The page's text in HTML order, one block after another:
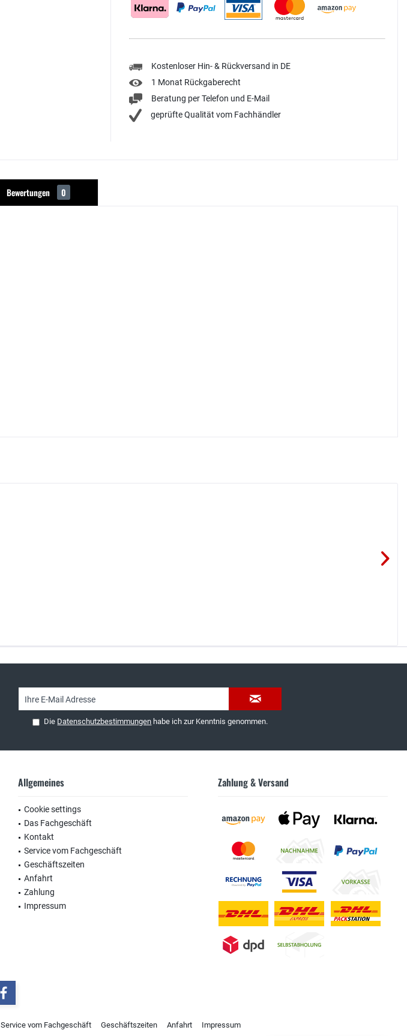
Kostenloser Hin- & Rückversand in DE
1 Monat Rückgaberecht
Beratung per Telefon und E-Mail
geprüfte Qualität vom Fachhändler
Bewertungen 0
Die Datenschutzbestimmungen habe ich zur Kenntnis genommen.
Allgemeines
Cookie settings
Das Fachgeschäft
Kontakt
Service vom Fachgeschäft
Geschäftszeiten
Anfahrt
Zahlung
Impressum
Zahlung & Versand
Service vom Fachgeschäft Geschäftszeiten Anfahrt Impressum